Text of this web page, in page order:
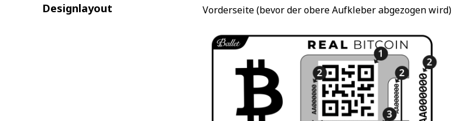
Designlayout Vorderseite (bevor der obere Aufkleber abgezogen wird)